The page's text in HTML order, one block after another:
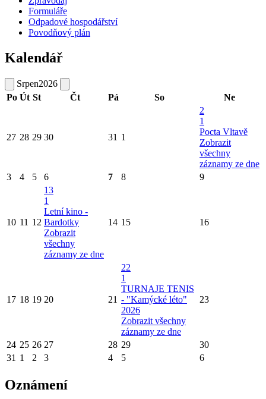
Formuláře
Odpadové hospodářství
Povodňový plán
Kalendář
Srpen2026
Po Út St Čt Pá So Ne
27 28 29 30 31 1
2
1
Pocta Vltavě
Zobrazit
všechny
záznamy ze dne
3
4 5 6 7 8 9
10 11 12
13
1
Letní kino -
Bardotky
Zobrazit
všechny
záznamy ze dne
14 15 16
17 18 19 20 21
22
1
TURNAJE TENIS
- "Kamýcké léto"
2026
Zobrazit všechny
záznamy ze dne
23
24 25 26 27 28 29
30
31 1 2 3 4 5 6
Oznámení